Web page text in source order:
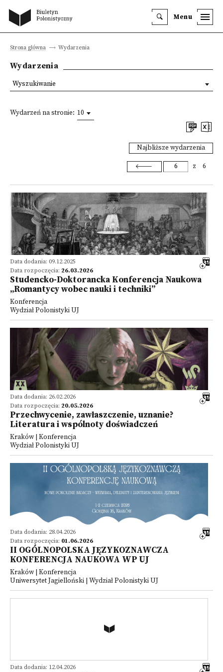
Menu
Strona główna Wydarzenia
Wydarzenia
Wydarzeń na stronie: 10
Najbliższe wydarzenia
z 6
Data dodania: 09.12.2025
Data rozpoczęcia: 26.03.2026
Studencko-Doktorancka Konferencja Naukowa
„Romantycy wobec nauki i techniki”
Konferencja
Wydział Polonistyki UJ
Data dodania: 26.02.2026
Data rozpoczęcia: 20.05.2026
Przechwycenie, zawłaszczenie, uznanie?
Literatura i wspólnoty doświadczeń
Kraków | Konferencja
Wydział Polonistyki UJ
Data dodania: 28.04.2026
Data rozpoczęcia: 01.06.2026
II OGÓLNOPOLSKA JĘZYKOZNAWCZA
KONFERENCJA NAUKOWA WP UJ
Kraków | Konferencja
Uniwersytet Jagielloński | Wydział Polonistyki UJ
Data dodania: 12.04.2026
Wyszukiwanie